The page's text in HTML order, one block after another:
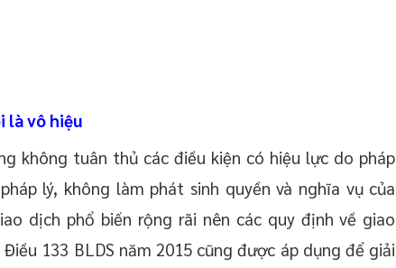
là vô hiệu
không tuân thủ các điều kiện có hiệu lực do pháp
lý, không làm phát sinh quyền và nghĩa vụ của
dịch phổ biến rộng rãi nên các quy định về giao
133 BLDS năm 2015 cũng được áp dụng để giải